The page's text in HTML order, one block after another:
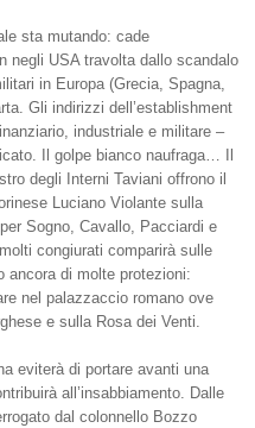
sta mutando: cade
negli USA travolta dallo scandalo
in Europa (Grecia, Spagna,
Gli indirizzi dell’establishment
industriale e militare –
Il golpe bianco naufraga… Il
degli Interni Taviani offrono il
Luciano Violante sulla
Sogno, Cavallo, Pacciardi e
congiurati comparirà sulle
ancora di molte protezioni:
nel palazzaccio romano ove
e sulla Rosa dei Venti.
eviterà di portare avanti una
all’insabbiamento. Dalle
dal colonnello Bozzo